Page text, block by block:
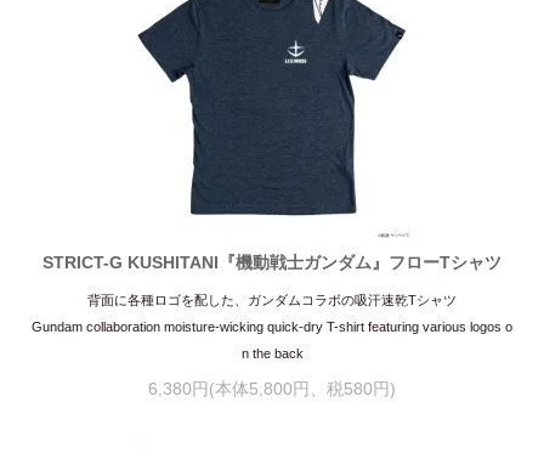
STRICT-G KUSHITANI『機動戦士ガンダム』フローTシャツ
背面に各種ロゴを配した、ガンダムコラボの吸汗速乾Tシャツ
Gundam collaboration moisture-wicking quick-dry T-shirt featuring various logos o
n the back
6,380円(本体5,800円、税580円)